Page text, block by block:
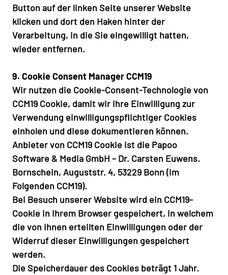
Button auf der linken Seite unserer Website
klicken und dort den Haken hinter der
Verarbeitung, in die Sie eingewilligt hatten,
wieder entfernen.
9. Cookie Consent Manager CCM19
Wir nutzen die Cookie-Consent-Technologie von
CCM19 Cookie, damit wir Ihre Einwilligung zur
Verwendung einwilligungspflichtiger Cookies
einholen und diese dokumentieren können.
Anbieter von CCM19 Cookie ist die Papoo
Software & Media GmbH – Dr. Carsten Euwens.
Bornschein, Auguststr. 4, 53229 Bonn (im
Folgenden CCM19).
Bei Besuch unserer Website wird ein CCM19-
Cookie in Ihrem Browser gespeichert, in welchem
die von Ihnen erteilten Einwilligungen oder der
Widerruf dieser Einwilligungen gespeichert
werden.
Die Speicherdauer des Cookies beträgt 1 Jahr.